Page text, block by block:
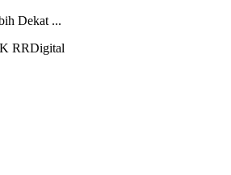
Dekat ...
RRDigital